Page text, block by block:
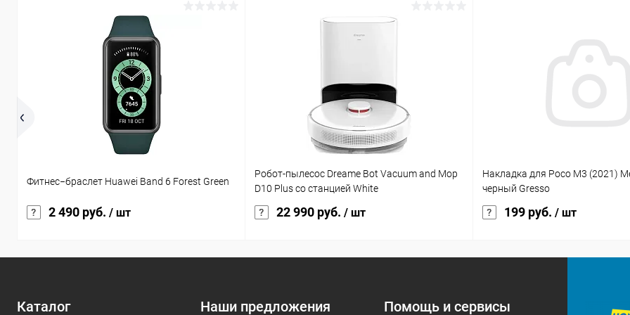
Фитнес−браслет Huawei Band 6 Forest Green
2 490 руб. / шт
Робот-пылесос Dreame Bot Vacuum and Mop
D10 Plus со станцией White
22 990 руб. / шт
Накладка для Poco M3 (2021)
черный Gresso
199 руб. / шт
Каталог Наши предложения Помощь и сервисы